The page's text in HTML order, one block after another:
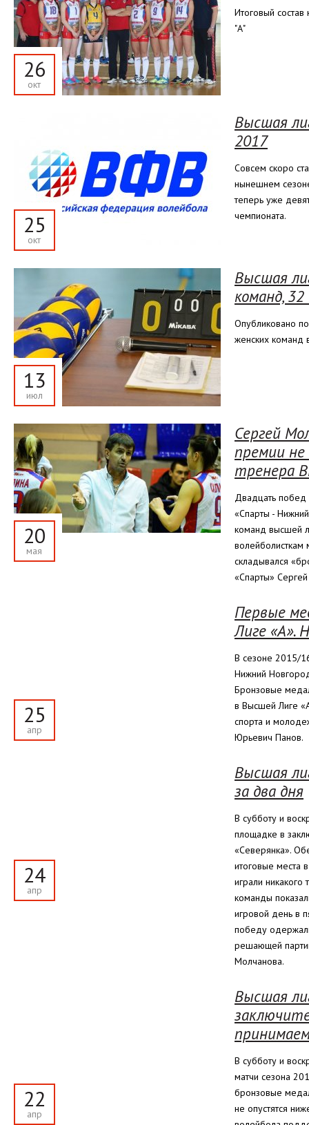
26
окт
Итоговый
"А"
25
окт
Высшая
2017
Совсем скоро
нынешнем
теперь уже
чемпионата.
13
июл
Высшая
команд,
Опубликовано
женских команд
20
мая
Сергей
премии не
тренера
Двадцать побед
«Спарты -
команд высшей
складывался
«Спарты»
25
апр
Первые
Лиге «А».
В сезоне 2015/
Нижний
Бронзовые
в Высшей Лиге
спорта и
Юрьевич Панов.
24
апр
Высшая
за два дня
В субботу и
площадке в
«Северянка».
итоговые места
играли
команды
игровой день в
победу
решающей
Молчанова.
22
апр
Высшая
В субботу и
матчи сезона
бронзовые
не опустятся